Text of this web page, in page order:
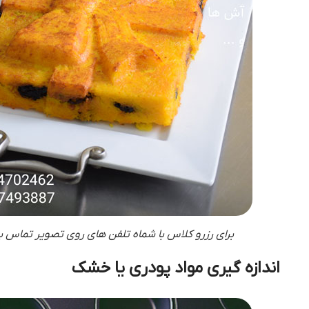
برای رزرو کلاس با شماه تلفن های روی تصویر تماس
اندازه گیری مواد پودری یا خشک